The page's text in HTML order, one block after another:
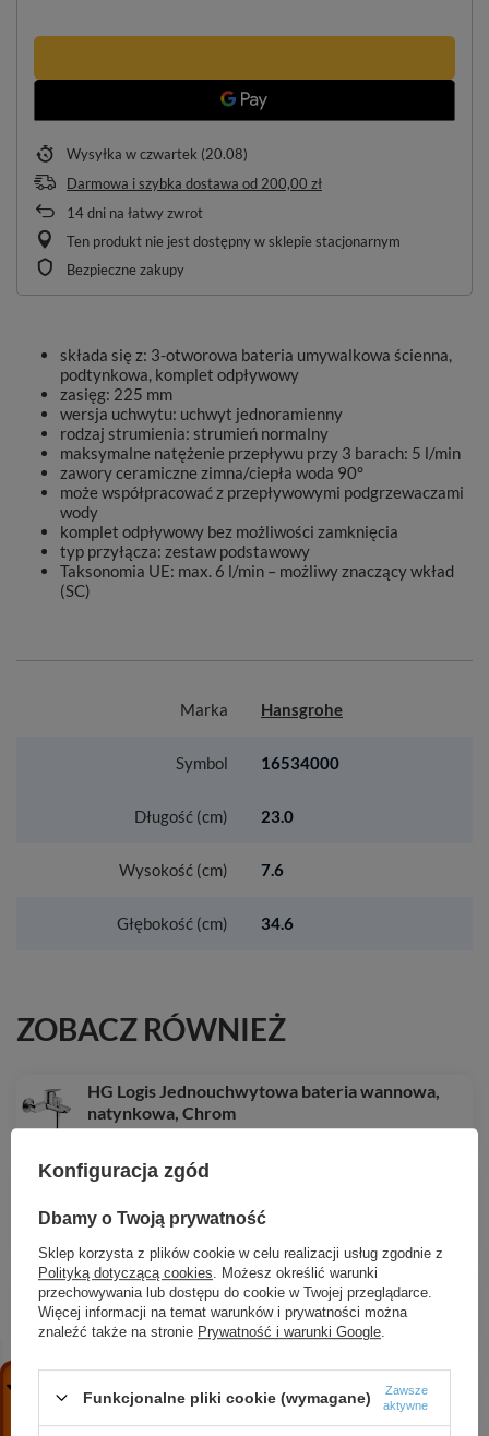
Wysyłka w czwartek (20.08)
Darmowa i szybka dostawa od 200,00 zł
14dni na łatwy zwrot
Ten produkt nie jest dostępny w sklepie stacjonarnym
Bezpieczne zakupy
składa się z: 3-otworowa bateria umywalkowa ścienna,
podtynkowa, komplet odpływowy
zasięg: 225 mm
wersja uchwytu: uchwyt jednoramienny
rodzaj strumienia: strumień normalny
maksymalne natężenie przepływu przy 3 barach: 5 l/min
zawory ceramiczne zimna/ciepła woda 90°
może współpracować z przepływowymi podgrzewaczami
wody
komplet odpływowy bez możliwości zamknięcia
typ przyłącza: zestaw podstawowy
Taksonomia UE: max. 6 l/min – możliwy znaczący wkład
(SC)
Marka Hansgrohe
Symbol 16534000
Długość (cm) 23.0
Wysokość (cm) 7.6
Głębokość (cm) 34.6
ZOBACZ RÓWNIEŻ
HG Logis Jednouchwytowa bateria wannowa,
natynkowa, Chrom
AX ShowerSolutions Głowica prysznicowa
Chrom Szczotkowany
11 339,37 zł / szt.
HG ShowerTablet Select Bateria wannowa 400,
termostatyczna, natynkowa, Chrom
2 093,95 zł / szt.
AX Montreux Głowica prysznicowa Classic 180
1jet, Nikiel Szczotkowany
3 800,45 zł / szt.
Konfiguracja zgód
Dbamy o Twoją prywatność
Sklep korzysta z plików cookie w celu realizacji usług zgodnie z
Polityką dotyczącą cookies . Możesz określić warunki
przechowywania lub dostępu do cookie w Twojej przeglądarce.
Więcej informacji na temat warunków i prywatności można
znaleźć także na stronie Prywatność i warunki Google
Funkcjonalne pliki cookie (wymagane)
Zawsze
aktywne